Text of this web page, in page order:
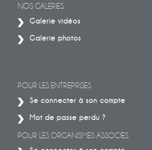
NOS GALERIES
Galerie vidéos
Galerie photos
POUR LES ENTREPRISES
Se connecter à son compte
Mot de passe perdu ?
POUR LES ORGANISMES ASSOCIES